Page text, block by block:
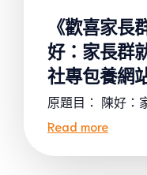
《歡喜家長
好：家長群
社專包養網
原題目： 陳好：
Read more